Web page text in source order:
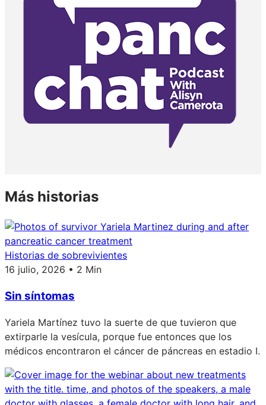
Más historias
Historias de sobrevivientes
16 julio, 2026 • 2 Min
Sin síntomas
Yariela Martínez tuvo la suerte de que tuvieron que
extirparle la vesícula, porque fue entonces que los
médicos encontraron el cáncer de páncreas en estadio I.